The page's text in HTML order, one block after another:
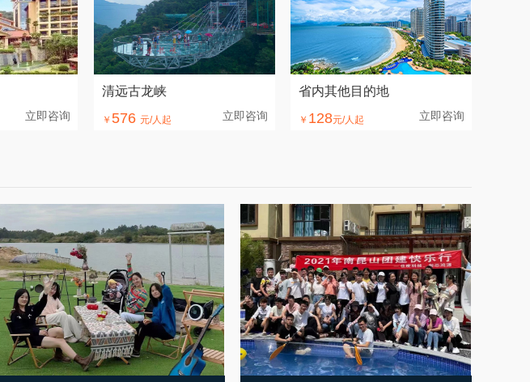
立即咨询
清远古龙峡
￥ 576 元/人起 立即咨询
省内其他目的地
￥ 128元/人起 立即咨询